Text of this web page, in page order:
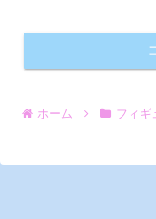
ホーム フィギ